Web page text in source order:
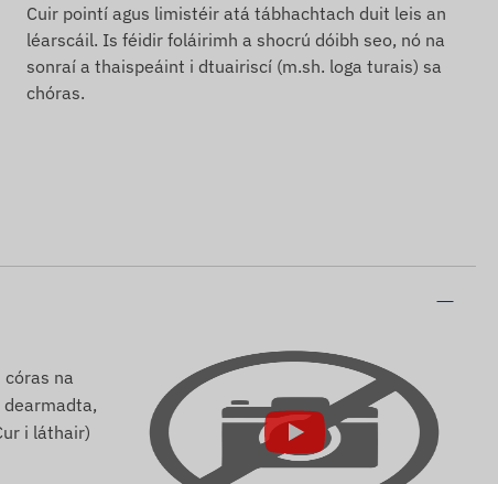
Cuir pointí agus limistéir atá tábhachtach duit leis an
léarscáil. Is féidir foláirimh a shocrú dóibh seo, nó na
sonraí a thaispeáint i dtuairiscí (m.sh. loga turais) sa
chóras.
na
i láthair)